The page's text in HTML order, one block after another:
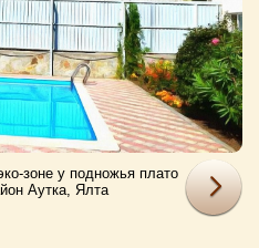
зоне у подножья плато
Аутка, Ялта